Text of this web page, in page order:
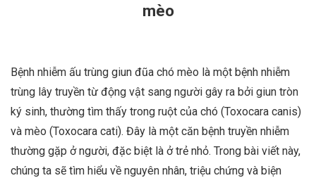
mèo
Bệnh nhiễm ấu trùng giun đũa chó mèo là một bệnh nhiễm
trùng lây truyền từ động vật sang người gây ra bởi giun tròn
ký sinh, thường tìm thấy trong ruột của chó (Toxocara canis)
và mèo (Toxocara cati). Đây là một căn bệnh truyền nhiễm
thường gặp ở người, đặc biệt là ở trẻ nhỏ. Trong bài viết này,
chúng ta sẽ tìm hiểu về nguyên nhân, triệu chứng và biện